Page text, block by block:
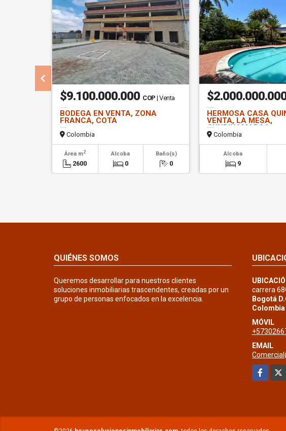
$9.100.000.000 COP | Venta
BODEGA EN VENTA, ZONA
FRANCA, COTA
Colombia
Área m2
2600
Alcoba
0
Baño(s)
0
HERMOSA CASA
VENTA, LA MESA,
CUNDINAMARCA
Colombia
Alcoba
9
QUIÉNES SOMOS
Queremos desarrollar para nuestros clientes
soluciones inmobiliarias trascendentes, creadas por un
grupo de personas enfocados en la excelencia.
carrera
Bogotá
Colombia
MÓVIL
EMAIL
Facebook